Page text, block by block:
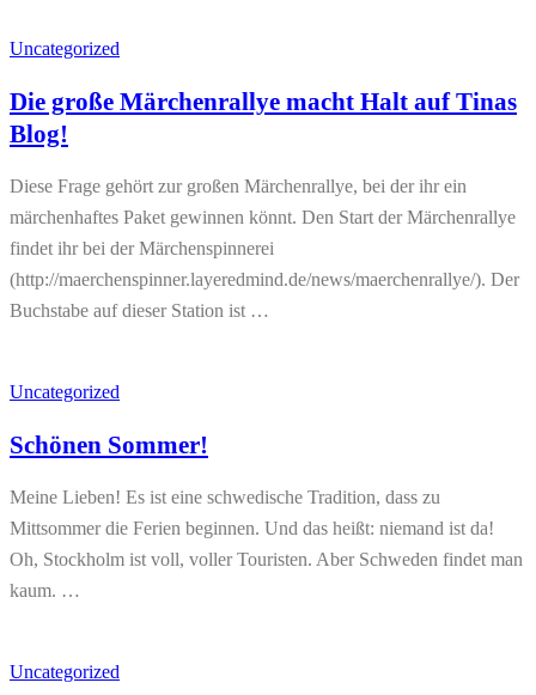
Uncategorized
Die große Märchenrallye macht Halt auf Tinas
Blog!
Diese Frage gehört zur großen Märchenrallye, bei der ihr ein
märchenhaftes Paket gewinnen könnt. Den Start der Märchenrallye
findet ihr bei der Märchenspinnerei
(http://maerchenspinner.layeredmind.de/news/maerchenrallye/). Der
Buchstabe auf dieser Station ist …
Uncategorized
Schönen Sommer!
Meine Lieben! Es ist eine schwedische Tradition, dass zu
Mittsommer die Ferien beginnen. Und das heißt: niemand ist da!
Oh, Stockholm ist voll, voller Touristen. Aber Schweden findet man
kaum. …
Uncategorized